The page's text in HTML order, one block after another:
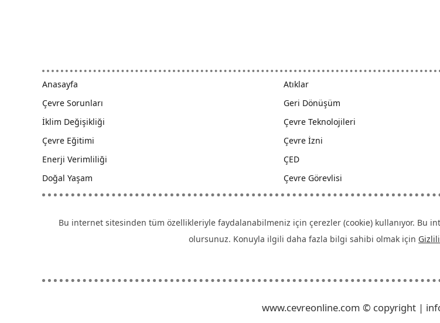
Anasayfa
Çevre Sorunları
İklim Değişikliği
Çevre Eğitimi
Enerji Verimliliği
Doğal Yaşam
Atıklar
Geri Dönüşüm
Çevre Teknolojileri
Çevre İzni
ÇED
Çevre Görevlisi
Bu internet sitesinden tüm özellikleriyle faydalanabilmeniz için çerezler (cookie) kullanıyor. Bu
olursunuz. Konuyla ilgili daha fazla bilgi sahibi olmak için
www.cevreonline.com © copyright |